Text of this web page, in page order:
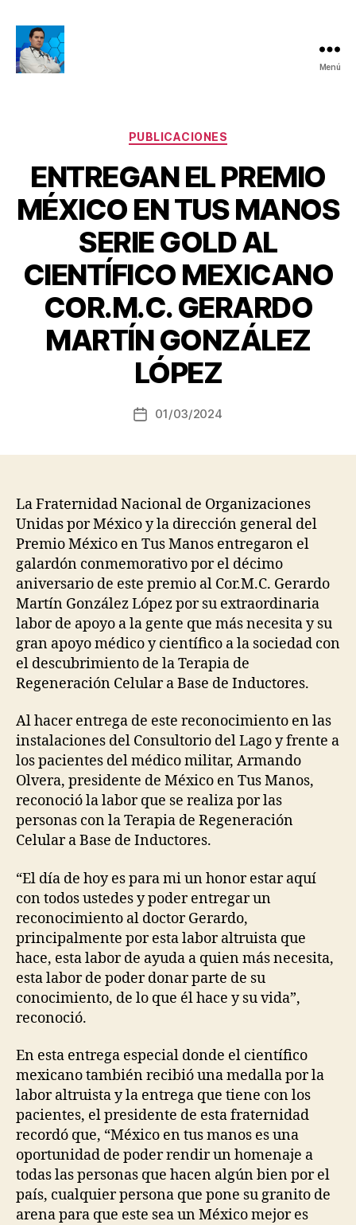
Terapia
de
Regeneración
Base
de
Inductores
Menú
Categorías
PUBLICACIONES
ENTREGAN EL PREMIO
MÉXICO EN TUS MANOS
SERIE GOLD AL
CIENTÍFICO MEXICANO
COR.M.C. GERARDO
MARTÍN GONZÁLEZ
LÓPEZ
Autor
de
entrada
P
r
M
a
c
n
Fecha01/03/2024
La Fraternidad Nacional de Organizaciones
Unidas por México y la dirección general del
Premio México en Tus Manos entregaron el
galardón conmemorativo por el décimo
aniversario de este premio al Cor.M.C. Gerardo
Martín González López por su extraordinaria
labor de apoyo a la gente que más necesita y su
gran apoyo médico y científico a la sociedad con
el descubrimiento de la Terapia de
Regeneración Celular a Base de Inductores.
Al hacer entrega de este reconocimiento en las
instalaciones del Consultorio del Lago y frente a
los pacientes del médico militar, Armando
Olvera, presidente de México en Tus Manos,
reconoció la labor que se realiza por las
personas con la Terapia de Regeneración
Celular a Base de Inductores.
“El día de hoy es para mi un honor estar aquí
con todos ustedes y poder entregar un
reconocimiento al doctor Gerardo,
principalmente por esta labor altruista que
hace, esta labor de ayuda a quien más necesita,
esta labor de poder donar parte de su
conocimiento, de lo que él hace y su vida”,
reconoció.
En esta entrega especial donde el científico
mexicano también recibió una medalla por la
labor altruista y la entrega que tiene con los
pacientes, el presidente de esta fraternidad
recordó que, “México en tus manos es una
oportunidad de poder rendir un homenaje a
todas las personas que hacen algún bien por el
país, cualquier persona que pone su granito de
arena para que este sea un México mejor es